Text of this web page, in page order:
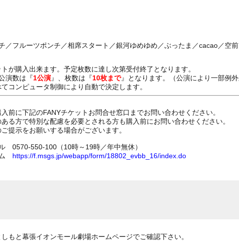
／フルーツポンチ／相席スタート／銀河ゆめゆめ／ぶったま／cacao／空
が購入出来ます。予定枚数に達し次第受付終了となります。
演数は『1公演』、枚数は『10枚まで』となります。（公演により一部例外
コンピュータ制御により自動で決定します。
前に下記のFANYチケットお問合せ窓口までお問い合わせください。
る方で特別な配慮を必要とされる方も購入前にお問い合わせください。
提示をお願いする場合がございます。
0570-550-100（10時～19時／年中無休）
ム https://f.msgs.jp/webapp/form/18802_evbb_16/index.do
もと幕張イオンモール劇場ホームページでご確認下さい。